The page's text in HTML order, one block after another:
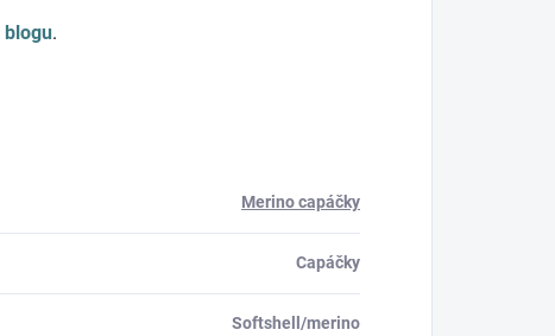
blogu.
Merino capáčky
Capáčky
Softshell/merino